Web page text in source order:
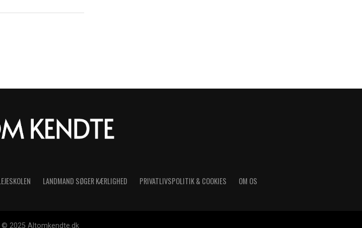
LANDMAND SØGER KÆRLIGHED PRIVATLIVSPOLITIK & COOKIES OM OS
© 2025 Altomkendte.dk